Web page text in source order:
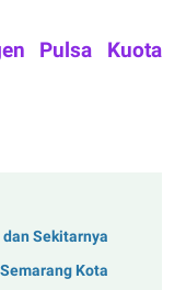
Pulsa Kuota
Sekitarnya
Kota